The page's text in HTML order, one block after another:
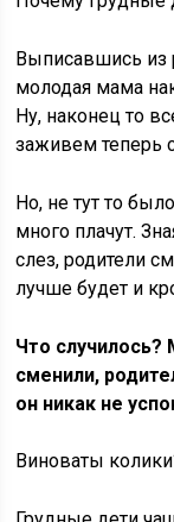
Выписавшись
молодая мама
Ну, наконец то
заживем теперь
Но, не тут то
много плачут.
слез, родители
лучше будет и
Что
сменили,
он никак не
Виноваты